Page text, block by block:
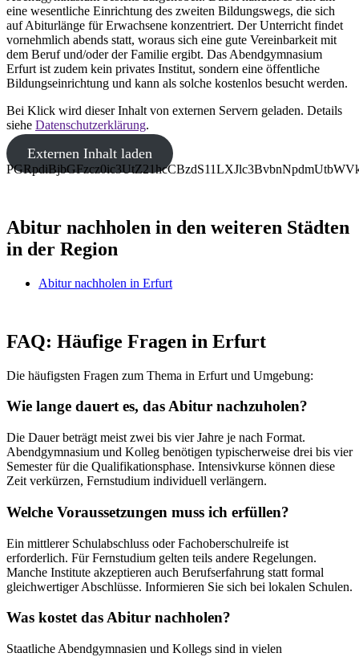
eine wesentliche Einrichtung des zweiten Bildungswegs, die sich
auf Abiturlänge für Erwachsene konzentriert. Der Unterricht findet
vornehmlich abends statt, woraus sich eine gute Vereinbarkeit mit
dem Beruf und/oder der Familie ergibt. Das Abendgymnasium
Erfurt ist zudem kein privates Institut, sondern eine öffentliche
Bildungseinrichtung und kann als solche kostenlos besucht werden.
Bei Klick wird dieser Inhalt von externen Servern geladen. Details
siehe Datenschutzerklärung.
Externen Inhalt laden
Abitur nachholen in den weiteren Städten
in der Region
Abitur nachholen in Erfurt
FAQ: Häufige Fragen in Erfurt
Die häufigsten Fragen zum Thema in Erfurt und Umgebung:
Wie lange dauert es, das Abitur nachzuholen?
Die Dauer beträgt meist zwei bis vier Jahre je nach Format.
Abendgymnasium und Kolleg benötigen typischerweise drei bis vier
Semester für die Qualifikationsphase. Intensivkurse können diese
Zeit verkürzen, Fernstudium individuell verlängern.
Welche Voraussetzungen muss ich erfüllen?
Ein mittlerer Schulabschluss oder Fachoberschulreife ist
erforderlich. Für Fernstudium gelten teils andere Regelungen.
Manche Institute akzeptieren auch Berufserfahrung statt formal
gleichwertiger Abschlüsse. Informieren Sie sich bei lokalen Schulen.
Was kostet das Abitur nachholen?
Staatliche Abendgymnasien und Kollegs sind in vielen